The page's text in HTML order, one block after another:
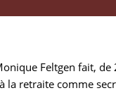
Feltgen fait, de
la retraite comme